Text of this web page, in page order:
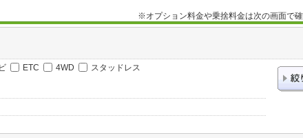
※オプション料金や乗捨料金は次の画面で確
ETC 4WD
スタッドレス